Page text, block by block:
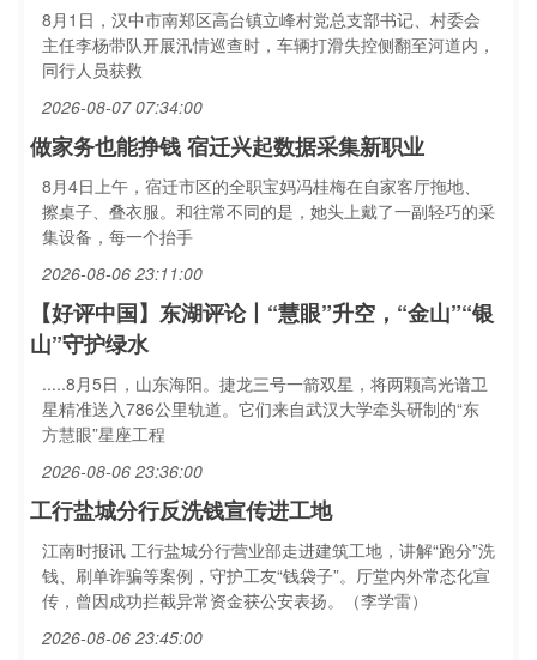
8月1日，汉中市南郑区高台镇立峰村党总支部书记、村委会
主任李杨带队开展汛情巡查时，车辆打滑失控侧翻至河道内，
同行人员获救
2026-08-07 07:34:00
做家务也能挣钱 宿迁兴起数据采集新职业
8月4日上午，宿迁市区的全职宝妈冯桂梅在自家客厅拖地、
擦桌子、叠衣服。和往常不同的是，她头上戴了一副轻巧的采
集设备，每一个抬手
2026-08-06 23:11:00
【好评中国】东湖评论丨“慧眼”升空，“金山”“银
山”守护绿水
.....8月5日，山东海阳。捷龙三号一箭双星，将两颗高光谱卫
星精准送入786公里轨道。它们来自武汉大学牵头研制的“东
方慧眼”星座工程
2026-08-06 23:36:00
工行盐城分行反洗钱宣传进工地
江南时报讯 工行盐城分行营业部走进建筑工地，讲解“跑分”洗
钱、刷单诈骗等案例，守护工友“钱袋子”。厅堂内外常态化宣
传，曾因成功拦截异常资金获公安表扬。（李学雷）
2026-08-06 23:45:00